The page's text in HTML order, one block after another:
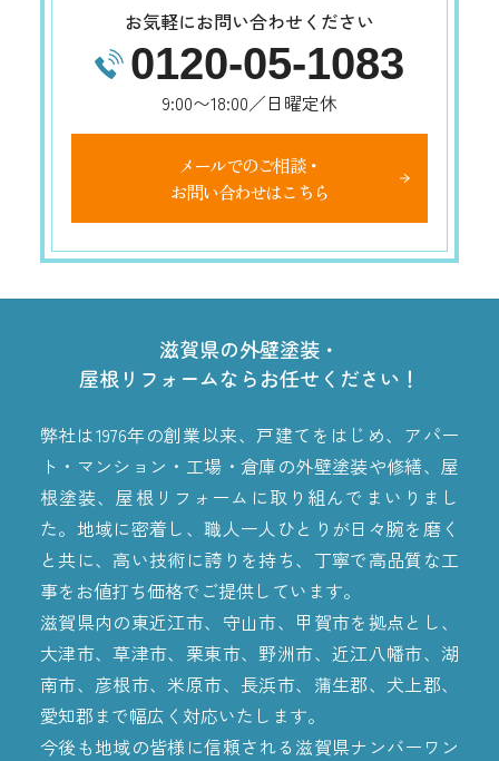
お気軽にお問い合わせください
0120-05-1083
9:00〜18:00／日曜定休
メールでのご相談・
お問い合わせはこちら
滋賀県の外壁塗装・
屋根リフォームならお任せください！
弊社は1976年の創業以来、戸建てをはじめ、アパー
ト・マンション・工場・倉庫の外壁塗装や修繕、屋
根塗装、屋根リフォームに取り組んでまいりまし
た。地域に密着し、職人一人ひとりが日々腕を磨く
と共に、高い技術に誇りを持ち、丁寧で高品質な工
事をお値打ち価格でご提供しています。
滋賀県内の東近江市、守山市、甲賀市を拠点とし、
大津市、草津市、栗東市、野洲市、近江八幡市、湖
南市、彦根市、米原市、長浜市、蒲生郡、犬上郡、
愛知郡まで幅広く対応いたします。
今後も地域の皆様に信頼される滋賀県ナンバーワン